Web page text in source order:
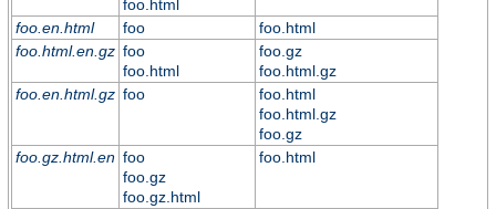
foo.html
foo.en.html foo
foo.html
foo.html.en.gz foo
foo.html
foo.gz
foo.html.gz
foo.en.html.gz foo
foo.html
foo.html.gz
foo.gz
foo.gz.html.en foo
foo.gz
foo.gz.html
foo.html